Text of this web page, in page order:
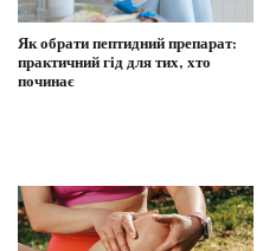
Як обрати пептидний препарат:
практичний гід для тих, хто
починає